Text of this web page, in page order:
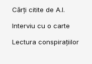
Cărți citite de A.I.
Interviu cu o carte
Lectura conspirațiilor